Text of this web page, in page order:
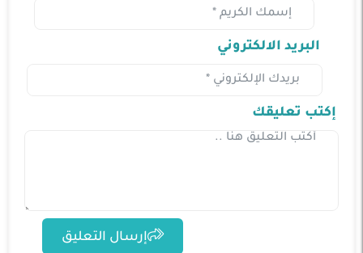
البريد الالكتروني
إكتب تعليقك
إرسال التعليق